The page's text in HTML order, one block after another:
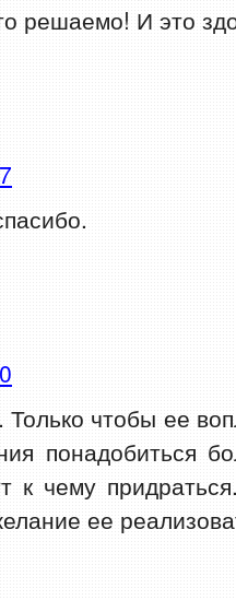
решаемо! И это
чтобы ее
понадобиться
к чему
ее